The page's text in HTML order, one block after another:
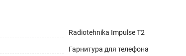
Radiotehnika Impulse T2
Гарнитура для телефона